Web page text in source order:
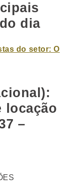
dia
do setor: O
locação
–